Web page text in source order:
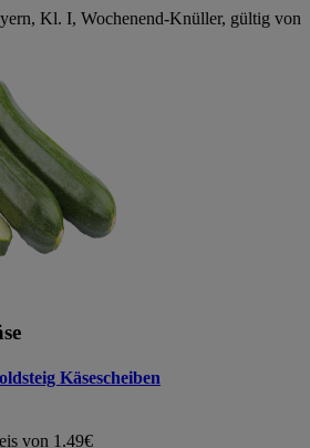
Kl. I, Wochenend-Knüller, gültig von
Käsescheiben
von 1.49€